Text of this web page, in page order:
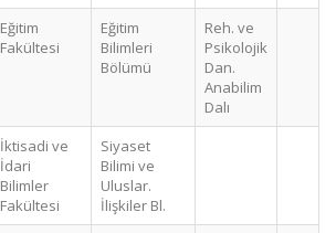
Eğitim
Fakültesi
Eğitim
Bilimleri
Bölümü
Reh. ve
Psikolojik
Dan.
Anabilim
Dalı
İktisadi ve
İdari
Bilimler
Fakültesi
Siyaset
Bilimi ve
Uluslar.
İlişkiler Bl.